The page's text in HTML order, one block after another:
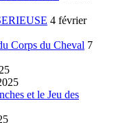
4 février
Corps du Cheval 7
et le Jeu des